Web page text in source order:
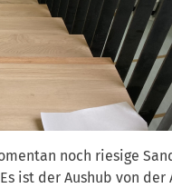
noch riesige
ist der Aushub von